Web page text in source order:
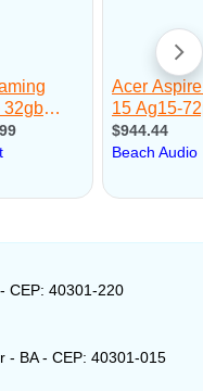
CEP: 40301-220
- BA - CEP: 40301-015